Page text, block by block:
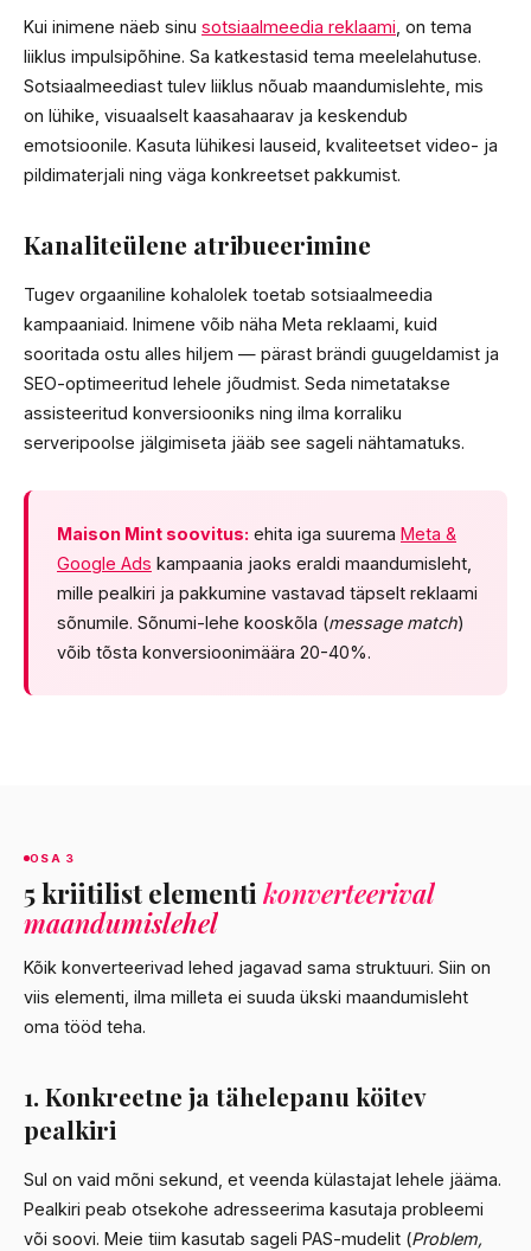
Kui inimene näeb sinu sotsiaalmeedia reklaami , on tema
liiklus impulsipõhine. Sa katkestasid tema meelelahutuse.
Sotsiaalmeediast tulev liiklus nõuab maandumislehte, mis
on lühike, visuaalselt kaasahaarav ja keskendub
emotsioonile. Kasuta lühikesi lauseid, kvaliteetset video- ja
pildimaterjali ning väga konkreetset pakkumist.
Kanaliteülene atribueerimine
Tugev orgaaniline kohalolek toetab sotsiaalmeedia
kampaaniaid. Inimene võib näha Meta reklaami, kuid
sooritada ostu alles hiljem — pärast brändi guugeldamist ja
SEO-optimeeritud lehele jõudmist. Seda nimetatakse
assisteeritud konversiooniks ning ilma korraliku
serveripoolse jälgimiseta jääb see sageli nähtamatuks.
Maison Mint soovitus: ehita iga suurema Meta &
Google Ads kampaania jaoks eraldi maandumisleht,
mille pealkiri ja pakkumine vastavad täpselt reklaami
sõnumile. Sõnumi-lehe kooskõla (message match)
võib tõsta konversioonimäära 20-40%.
OSA 3
5 kriitilist elementi konverteerival
maandumislehel
Kõik konverteerivad lehed jagavad sama struktuuri. Siin on
viis elementi, ilma milleta ei suuda ükski maandumisleht
oma tööd teha.
1. Konkreetne ja tähelepanu köitev
pealkiri
Sul on vaid mõni sekund, et veenda külastajat lehele jääma.
Pealkiri peab otsekohe adresseerima kasutaja probleemi
või soovi. Meie tiim kasutab sageli PAS-mudelit (Problem,